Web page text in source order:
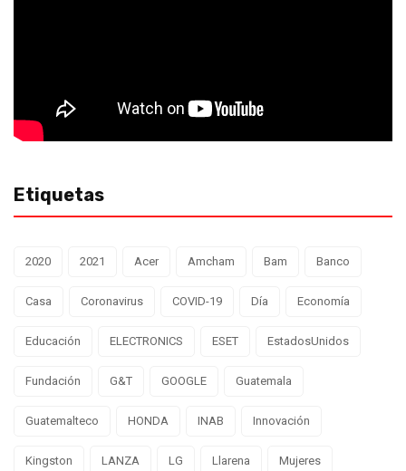
Etiquetas
2020 2021 Acer Amcham Bam Banco
Casa Coronavirus COVID-19 Día Economía
Educación ELECTRONICS ESET EstadosUnidos
Fundación G&T GOOGLE Guatemala
Guatemalteco HONDA INAB Innovación
Kingston LANZA LG Llarena Mujeres